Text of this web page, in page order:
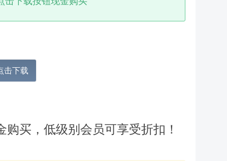
击下载
买，低级别会员可享受折扣！